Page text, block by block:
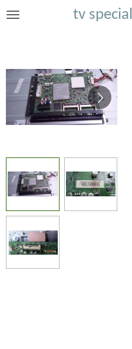
Ga
hoofdinhoud
tv